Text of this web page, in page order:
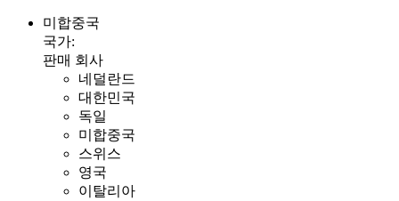
미합중국
국가:
판매 회사
네덜란드
대한민국
독일
미합중국
스위스
영국
이탈리아